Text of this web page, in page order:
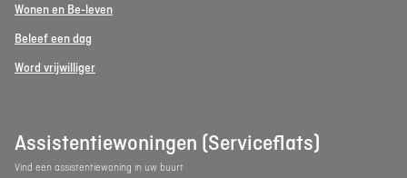
Wonen en Be-leven
Beleef een dag
Word vrijwilliger
Assistentiewoningen (Serviceflats)
Vind een assistentiewoning in uw buurt